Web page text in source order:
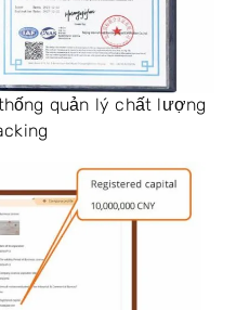
quản lý chất lượng